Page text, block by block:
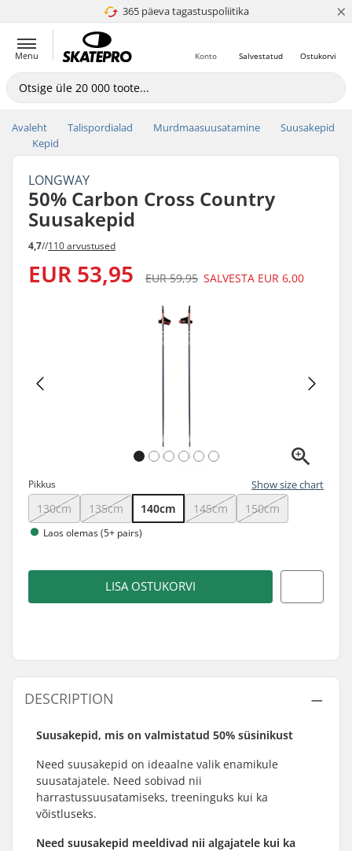
365 päeva tagastuspoliitika
4.8 paljaks 5 ×
Menu Ostukorvi
Salvestatud
Konto
Avaleht Talispordialad Murdmaasuusatamine
Suusakepid
Kepid
LONGWAY
50% Carbon Cross Country
Suusakepid
4,7//110 arvustused
EUR 53,95 EUR 59,95 SALVESTA EUR 6,00
Pikkus Show size chart
130cm 135cm 140cm 145cm 150cm
Laos olemas (5+ pairs)
LISA OSTUKORVI
DESCRIPTION
Suusakepid, mis on valmistatud 50% süsinikust
Need suusakepid on ideaalne valik enamikule
suusatajatele. Need sobivad nii
harrastussuusatamiseks, treeninguks kui ka
võistluseks.
Need suusakepid meeldivad nii algajatele kui ka